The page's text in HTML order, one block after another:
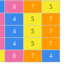
8 7
5
4 5
7
4 5
7
4 5
7
8 7 4